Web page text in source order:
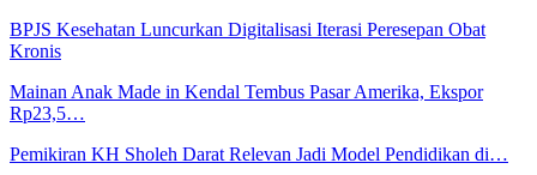
BPJS Kesehatan Luncurkan Digitalisasi Iterasi Peresepan Obat
Kronis
Mainan Anak Made in Kendal Tembus Pasar Amerika, Ekspor
Rp23,5…
Pemikiran KH Sholeh Darat Relevan Jadi Model Pendidikan di…